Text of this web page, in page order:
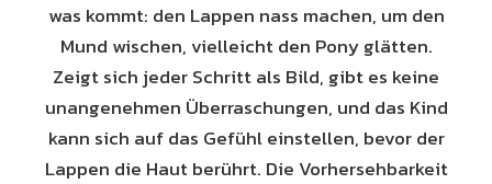
was kommt: den Lappen nass machen, um den
Mund wischen, vielleicht den Pony glätten.
Zeigt sich jeder Schritt als Bild, gibt es keine
unangenehmen Überraschungen, und das Kind
kann sich auf das Gefühl einstellen, bevor der
Lappen die Haut berührt. Die Vorhersehbarkeit